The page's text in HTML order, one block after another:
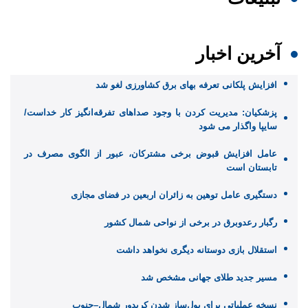
آخرین اخبار
افزایش پلکانی تعرفه بهای برق کشاورزی لغو شد
پزشکیان: مدیریت کردن با وجود صداهای تفرقه‌انگیز کار خداست/
سایپا واگذار می شود
عامل افزایش قبوض برخی مشترکان، عبور از الگوی مصرف در
تابستان است
دستگیری عامل توهین به زائران اربعین در فضای مجازی
رگبار رعدوبرق در برخی از نواحی شمال کشور
استقلال بازی دوستانه دیگری نخواهد داشت
مسیر جدید طلای جهانی مشخص شد
نسخه عملیاتی برای پول‌ساز شدن کریدور شمال–جنوب